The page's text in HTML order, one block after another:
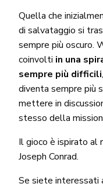
Quella che
di salvataggio si
sempre più oscuro.
coinvolti in una
sempre più difficili
diventa sempre più
mettere in
stesso della
Il gioco è ispirato al
Joseph Conrad.
Se siete interessati